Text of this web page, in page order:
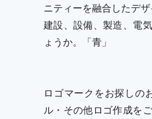
ニティーを融合したデ
建設、設備、製造、電
ょうか。「青」
ロゴマークをお探しの
ル・その他ロゴ作成を